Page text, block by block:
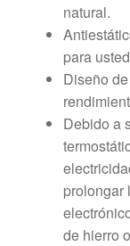
natural.
para
Diseño
Debido a
prolongar
de hierro